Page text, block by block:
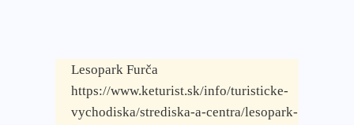
Lesopark Furča
https://www.keturist.sk/info/turisticke-
vychodiska/strediska-a-centra/lesopark-